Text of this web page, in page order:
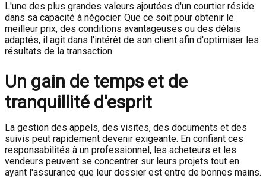
L'une des plus grandes valeurs ajoutées d'un courtier réside
dans sa capacité à négocier. Que ce soit pour obtenir le
meilleur prix, des conditions avantageuses ou des délais
adaptés, il agit dans l'intérêt de son client afin d'optimiser les
résultats de la transaction.
Un gain de temps et de
tranquillité d'esprit
La gestion des appels, des visites, des documents et des
suivis peut rapidement devenir exigeante. En confiant ces
responsabilités à un professionnel, les acheteurs et les
vendeurs peuvent se concentrer sur leurs projets tout en
ayant l'assurance que leur dossier est entre de bonnes mains.